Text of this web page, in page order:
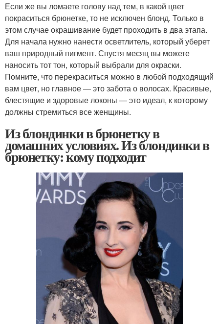
Если же вы ломаете голову над тем, в какой цвет
покраситься брюнетке, то не исключен блонд. Только в
этом случае окрашивание будет проходить в два этапа.
Для начала нужно нанести осветлитель, который уберет
ваш природный пигмент. Спустя месяц вы можете
наносить тот тон, который выбрали для окраски.
Помните, что перекраситься можно в любой подходящий
вам цвет, но главное — это забота о волосах. Красивые,
блестящие и здоровые локоны — это идеал, к которому
должны стремиться все женщины.
Из блондинки в брюнетку в
домашних условиях. Из блондинки в
брюнетку: кому подходит